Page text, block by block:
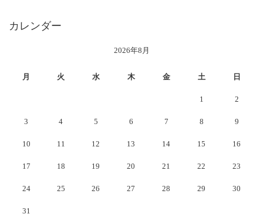
カレンダー
2026年8月
月 火 水 木 金 土 日
1 2
3 4 5 6 7 8 9
10 11 12 13 14 15 16
17 18 19 20 21 22 23
24 25 26 27 28 29 30
31